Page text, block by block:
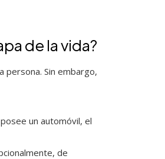
de la vida?
persona. Sin embargo,
un automóvil, el
de